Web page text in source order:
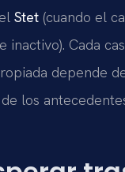
Stet (cuando el
inactivo). Cada
depende
los